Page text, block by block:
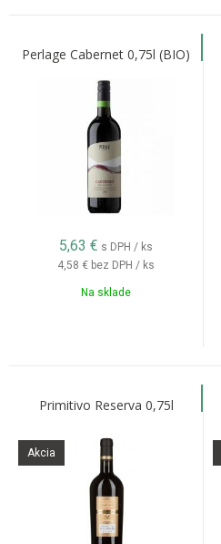
Perlage Cabernet 0,75l (BIO)
5,63 € s DPH / ks
4,58 € bez DPH / ks
Na sklade
Primitivo Reserva 0,75l
Akcia